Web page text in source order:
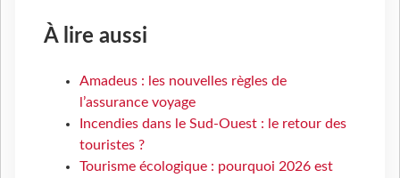
À lire aussi
Amadeus : les nouvelles règles de
l’assurance voyage
Incendies dans le Sud-Ouest : le retour des
touristes ?
Tourisme écologique : pourquoi 2026 est